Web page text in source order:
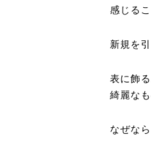
感じる
新規を
表に飾
綺麗な
なぜなら